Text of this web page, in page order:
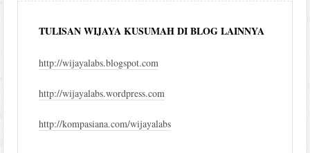
TULISAN WIJAYA KUSUMAH DI BLOG LAINNYA
http://wijayalabs.blogspot.com
http://wijayalabs.wordpress.com
http://kompasiana.com/wijayalabs